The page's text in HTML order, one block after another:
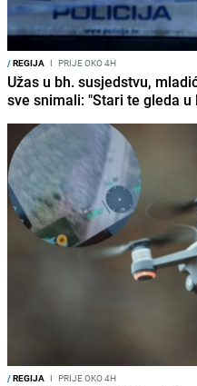
/REGIJA I PRIJE OKO 4H
Užas u bh. susjedstvu,
sve snimali: "Stari te gleda u
/REGIJA I PRIJE OKO 4H